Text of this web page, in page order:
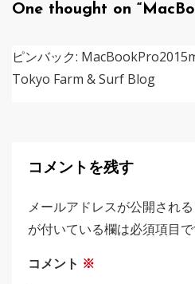
One thought on “
ピンバック:
Tokyo Farm & Surf Blog
コメントを残す
メールアドレスが公開される
が付いている欄は必須項目
コメント ※